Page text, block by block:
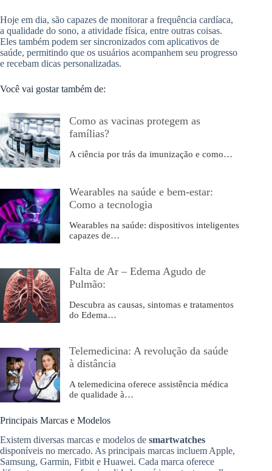
Hoje em dia, são capazes de monitorar a frequência cardíaca,
a qualidade do sono, a atividade física, entre outras coisas.
Eles também podem ser sincronizados com aplicativos de
saúde, permitindo que os usuários acompanhem seu progresso
e recebam dicas personalizadas.
Você vai gostar também de:
Como as vacinas protegem as
famílias?
A ciência por trás da imunização e como…
Wearables na saúde e bem-estar:
Como a tecnologia
Wearables na saúde: dispositivos inteligentes
capazes de…
Falta de Ar – Edema Agudo de
Pulmão:
Descubra as causas, sintomas e tratamentos
do Edema…
Telemedicina: A revolução da saúde
à distância
A telemedicina oferece assistência médica
de qualidade à…
Principais Marcas e Modelos
Existem diversas marcas e modelos de smartwatches
disponíveis no mercado. As principais marcas incluem Apple,
Samsung, Garmin, Fitbit e Huawei. Cada marca oferece